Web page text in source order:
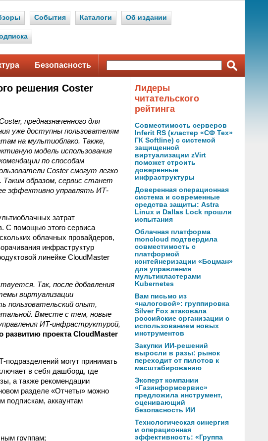
События Каталоги Об издании
Безопасность
решения Coster
предназначенного для
уже доступны пользователям
на мультиоблако. Также,
модель использования
по способам
Coster смогут легко
образом, сервис станет
эффективно управлять ИТ-
затрат
С помощью этого сервиса
облачных провайдеров,
инфраструктур
линейке CloudMaster
Так, после добавления
виртуализации
пользовательский опыт,
Вместе с тем, новые
ИТ-инфраструктурой,
развитию проекта CloudMaster
могут принимать
в себя дашборд, где
а также рекомендации
разделе «Отчеты» можно
подпискам, аккаунтам
группам;
Лидеры
читательского
рейтинга
Совместимость серверов
Inferit RS (кластер «СФ Тех»
ГК Softline) с системой
защищенной
виртуализации zVirt
поможет строить
доверенные
инфраструктуры
Доверенная операционная
система и современные
средства защиты: Astra
Linux и Dallas Lock прошли
испытания
Облачная платформа
moncloud подтвердила
совместимость с
платформой
контейнеризации «Боцман»
для управления
мультикластерами
Kubernetes
Вам письмо из
«налоговой»: группировка
Silver Fox атаковала
российские организации с
использованием новых
инструментов
Закупки ИИ-решений
выросли в разы: рынок
переходит от пилотов к
масштабированию
Эксперт компании
«Газинформсервис»
предложила инструмент,
оценивающий
безопасность ИИ
Технологическая синергия
и операционная
эффективность: «Группа